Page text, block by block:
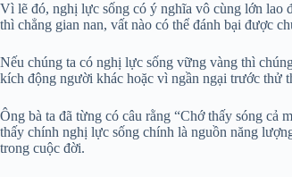
Vì lẽ đó, nghị lực sống có ý nghĩa vô cùng lớn lao
thì chẳng gian nan, vất nào có thể đánh bại được
Nếu chúng ta có nghị lực sống vững vàng thì
kích động người khác hoặc vì ngần ngại trước thử
Ông bà ta đã từng có câu rằng “Chớ thấy sóng
thấy chính nghị lực sống chính là nguồn năng
trong cuộc đời.